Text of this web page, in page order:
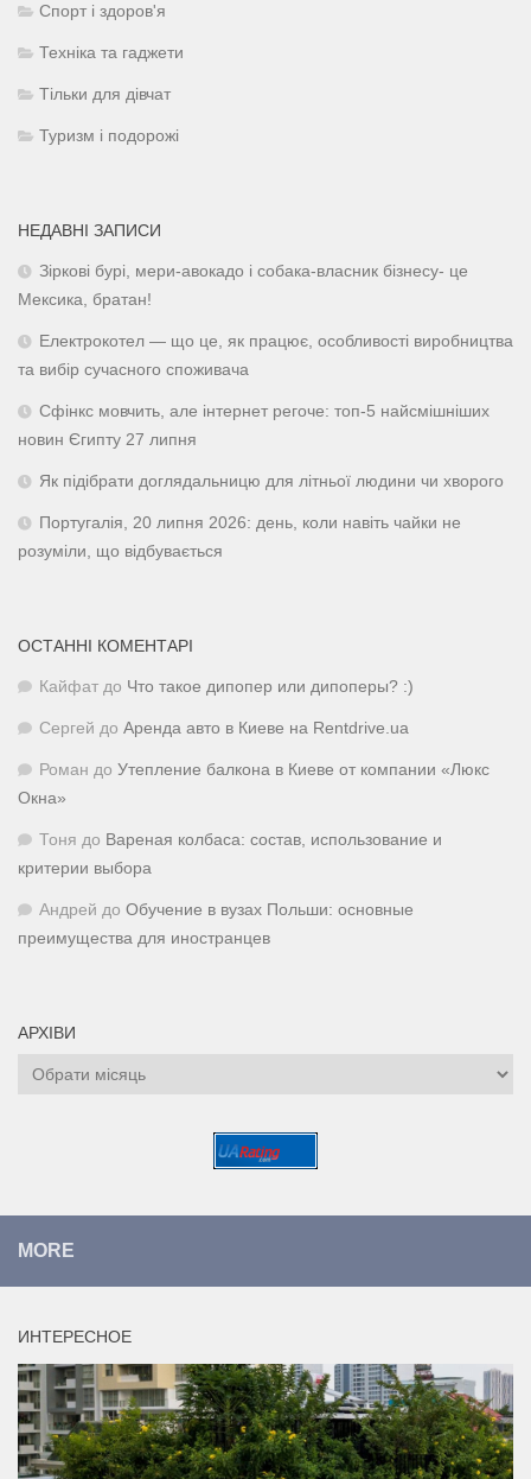
Спорт і здоров'я
Техніка та гаджети
Тільки для дівчат
Туризм і подорожі
НЕДАВНІ ЗАПИСИ
Зіркові бурі, мери-авокадо і собака-власник бізнесу- це
Мексика, братан!
Електрокотел — що це, як працює, особливості виробництва
та вибір сучасного споживача
Сфінкс мовчить, але інтернет регоче: топ-5 найсмішніших
новин Єгипту 27 липня
Як підібрати доглядальницю для літньої людини чи хворого
Португалія, 20 липня 2026: день, коли навіть чайки не
розуміли, що відбувається
ОСТАННІ КОМЕНТАРІ
Кайфат до Что такое дипопер или дипоперы? :)
Сергей до Аренда авто в Киеве на Rentdrive.ua
Роман до Утепление балкона в Киеве от компании «Люкс
Окна»
Тоня до Вареная колбаса: состав, использование и
критерии выбора
Андрей до Обучение в вузах Польши: основные
преимущества для иностранцев
АРХІВИ
Архіви
MORE
ИНТЕРЕСНОЕ